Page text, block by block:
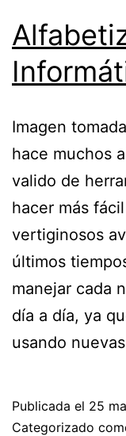
Imagen
hace muchos
valido de
hacer más
vertiginosos
últimos
manejar cada
día a día, ya
usando
Publicada el 25
Categorizado